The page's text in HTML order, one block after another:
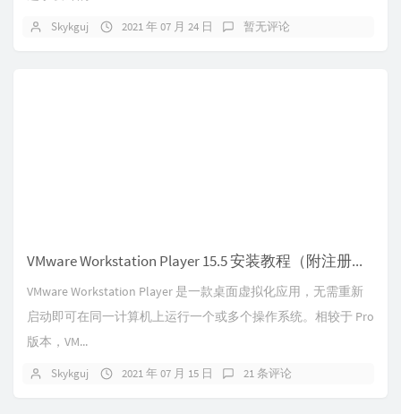
Skykguj 2021 年 07 月 24 日 暂无评论
VMware Workstation Player 15.5 安装教程（附注册机）
VMware Workstation Player 是一款桌面虚拟化应用，无需重新
启动即可在同一计算机上运行一个或多个操作系统。相较于 Pro
版本，VM...
Skykguj 2021 年 07 月 15 日 21 条评论